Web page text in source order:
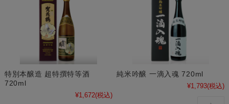
特別本醸造 超特撰特等酒
720ml
¥1,672(税込)
純米吟醸 一滴入魂 720ml
¥1,793(税込)